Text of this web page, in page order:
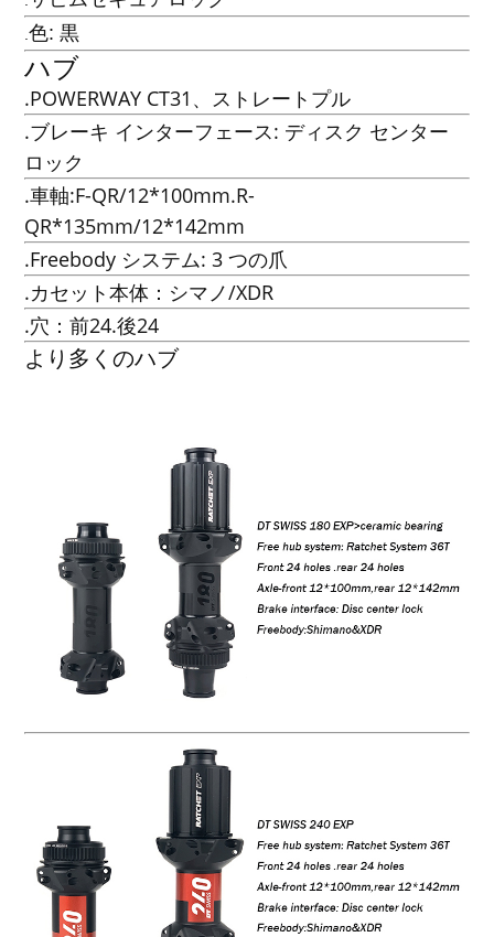
.色: 黒
ハブ
.POWERWAY CT31、ストレートプル
.ブレーキ インターフェース: ディスク センター
ロック
.車軸:F-QR/12*100mm.R-
QR*135mm/12*142mm
.Freebody システム: 3 つの爪
.カセット本体：シマノ/XDR
.穴：前24.後24
より多くのハブ